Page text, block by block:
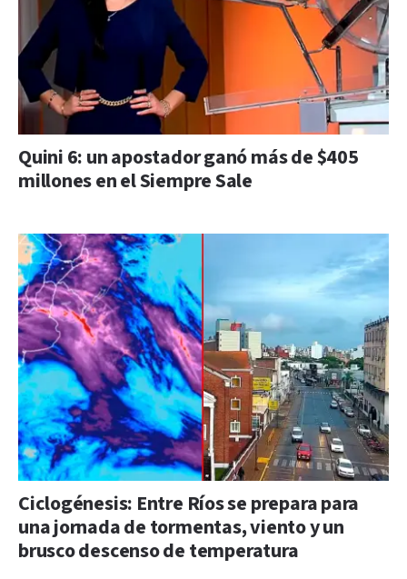
Quini 6: un apostador ganó más de $405
millones en el Siempre Sale
Ciclogénesis: Entre Ríos se prepara para
una jornada de tormentas, viento y un
brusco descenso de temperatura